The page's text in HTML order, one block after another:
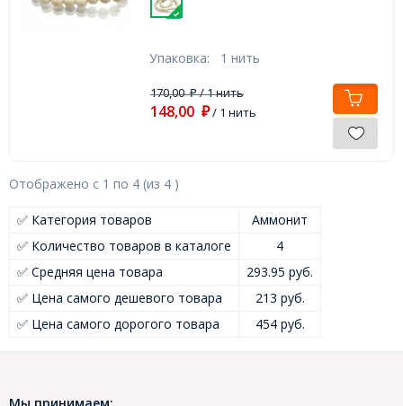
Упаковка: 1 нить
170,00₽/ 1 нить
148,00 ₽/ 1 нить
Отображено с 1 по 4 (из 4 )
✅ Категория товаров
Аммонит
✅ Количество товаров в каталоге
4
✅ Средняя цена товара
293.95 руб.
✅ Цена самого дешевого товара
213 руб.
✅ Цена самого дорогого товара
454 руб.